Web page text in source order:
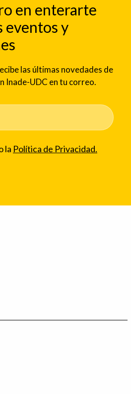
en enterarte
eventos y
las últimas novedades de
Inade-UDC en tu correo.
la Política de Privacidad.